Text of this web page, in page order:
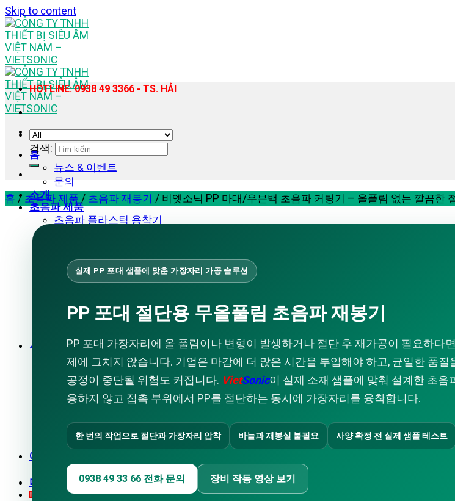
Skip to content
홈
뉴스 & 이벤트
문의
소개
초음파 제품
초음파 플라스틱 용착기
초음파 균질기 – 추출 장비
초음파 커팅기
초음파 세척기
금속 초음파 용착기
서비스
기업 교육
기계 가공
수리 · 유지보수
초음파 진동 스크린
초음파 코팅 시스템
애플리케이션 영상
초음파 용착기
다운로드
HOTLINE: 0938 49 3366 - TS. HẢI
검색:
홈 / 초음파 제품 / 초음파 재봉기 / 비엣소닉 PP 마대/우븐백 초음파 커팅기 – 올풀림 없는 깔끔한
실제 PP 포대 샘플에 맞춘 가장자리 가공 솔루션
PP 포대 절단용 무올풀림 초음파 재봉기
PP 포대 가장자리에 올 풀림이나 변형이 발생하거나 절단 후 재가공이 필요하다
제에 그치지 않습니다. 기업은 마감에 더 많은 시간을 투입해야 하고, 균일한 품질
공정이 중단될 위험도 커집니다. VietSonic이 실제 소재 샘플에 맞춰 설계한 초음
용하지 않고 접촉 부위에서 PP를 절단하는 동시에 가장자리를 융착합니다.
한 번의 작업으로 절단과 가장자리 압착 바늘과 재봉실 불필요 사양 확정 전 실제 샘플 테스트
0938 49 33 66 전화 문의 장비 작동 영상 보기